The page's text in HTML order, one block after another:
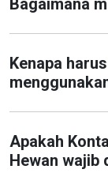
Bagaimana
Kenapa
Apakah
Hewan wajib